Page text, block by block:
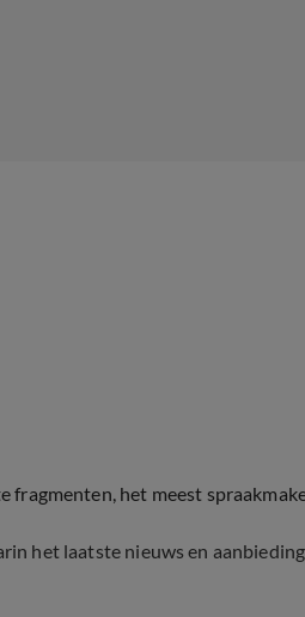
het meest
het laatste nieuws en